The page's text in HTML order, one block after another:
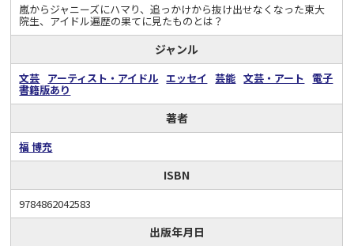
嵐からジャニーズにハマり、追っかけから抜け出せなくなった東大
院生、アイドル遍歴の果てに見たものとは？
ジャンル
文芸 アーティスト・アイドル エッセイ 芸能 文芸・アート 電子
書籍版あり
著者
福 博充
ISBN
9784862042583
出版年月日